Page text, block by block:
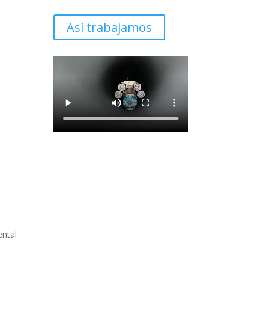
Así trabajamos